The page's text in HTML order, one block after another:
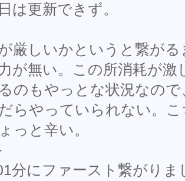
は更新できず。
厳しいかというと繋が
が無い。この所消耗が激
のもやっとな状況なの
らやっていられない。
っと辛い。
分にファースト繋がり